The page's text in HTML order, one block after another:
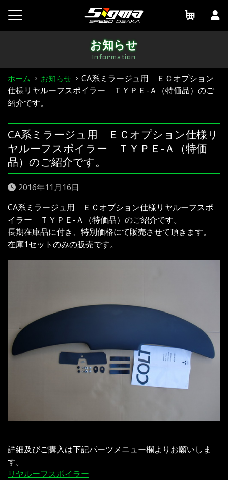
content
お知らせ
Information
ホーム お知らせ
CA系ミラージュ用 ＥＣオプション
仕様リヤルーフスポイラー ＴＹＰＥ-Ａ（特価品）のご
紹介です。
CA系ミラージュ用 ＥＣオプション仕様リ
ヤルーフスポイラー ＴＹＰＥ-Ａ（特価
品）のご紹介です。
2016年11月16日
CA系ミラージュ用 ＥＣオプション仕様リヤルーフスポ
イラー ＴＹＰＥ-Ａ（特価品）のご紹介です。
長期在庫品に付き、特別価格にて販売させて頂きます。
在庫1セットのみの販売です。
詳細及びご購入は下記パーツメニュー欄よりお願いしま
す。
リヤルーフスポイラー